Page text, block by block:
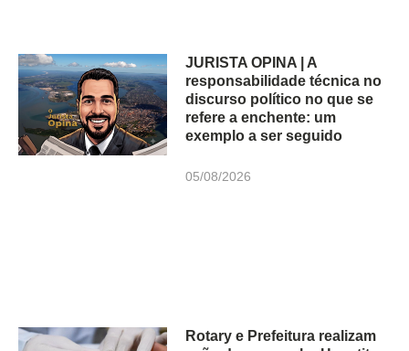
JURISTA OPINA | A
responsabilidade técnica no
discurso político no que se
refere a enchente: um
exemplo a ser seguido
05/08/2026
Rotary e Prefeitura realizam